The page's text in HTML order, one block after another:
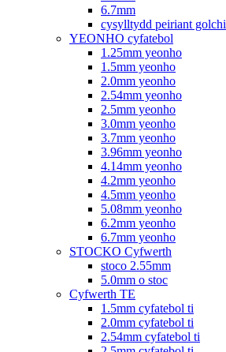
6.7mm
cysylltydd peiriant golchi
YEONHO cyfatebol
1.25mm yeonho
1.5mm yeonho
2.0mm yeonho
2.54mm yeonho
2.5mm yeonho
3.0mm yeonho
3.7mm yeonho
3.96mm yeonho
4.14mm yeonho
4.2mm yeonho
4.5mm yeonho
5.08mm yeonho
6.2mm yeonho
6.7mm yeonho
STOCKO Cyfwerth
stoco 2.55mm
5.0mm o stoc
Cyfwerth TE
1.5mm cyfatebol ti
2.0mm cyfatebol ti
2.54mm cyfatebol ti